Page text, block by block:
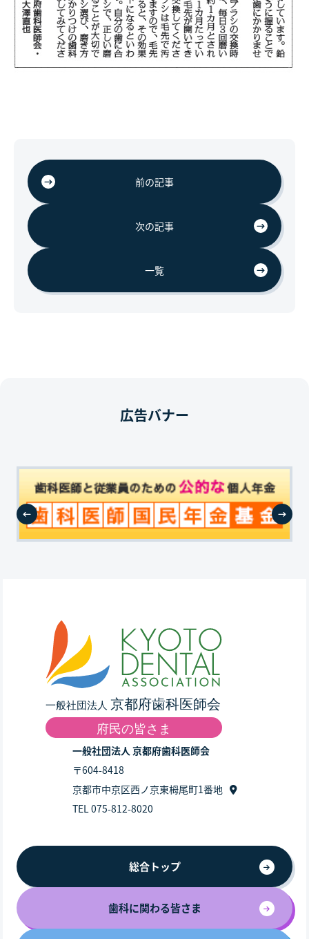
前の記事
次の記事
一覧
広告バナー
一般社団法人 京都府歯科医師会
〒604-8418
京都市中京区西ノ京東栂尾町1番地
TEL 075-812-8020
総合トップ
歯科に関わる皆さま